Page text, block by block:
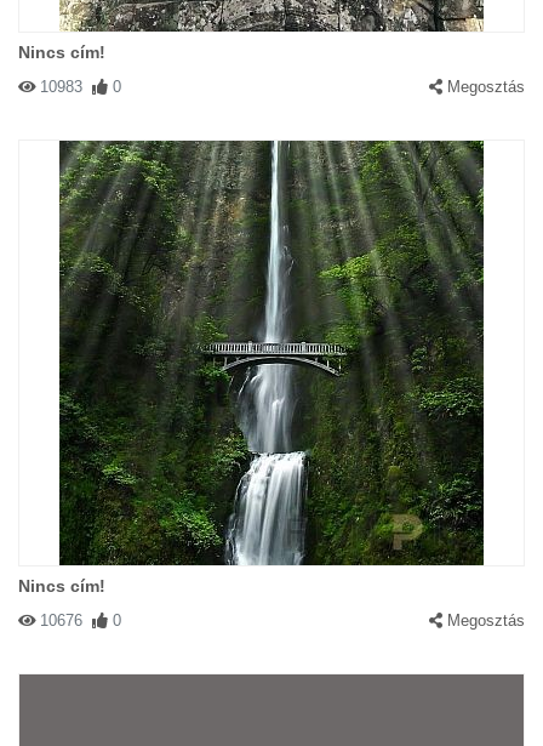
Nincs cím!
10983 0 Megosztás
Nincs cím!
10676 0 Megosztás